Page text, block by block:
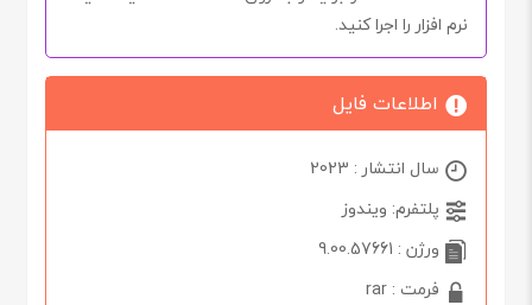
نرم افزار را اجرا کنید.
اطلاعات فایل
سال انتشار : 2023
پلتفرم: ویندوز
ورژن : 9.00.57661
فرمت : rar